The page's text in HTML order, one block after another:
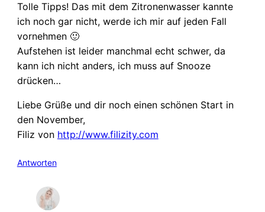
Tolle Tipps! Das mit dem Zitronenwasser kannte
ich noch gar nicht, werde ich mir auf jeden Fall
vornehmen 🙂
Aufstehen ist leider manchmal echt schwer, da
kann ich nicht anders, ich muss auf Snooze
drücken…
Liebe Grüße und dir noch einen schönen Start in
den November,
Filiz von http://www.filizity.com
Antworten